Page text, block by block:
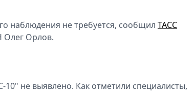
наблюдения не требуется, сообщил ТАСС
Олег Орлов.
не выявлено. Как отметили специалисты,